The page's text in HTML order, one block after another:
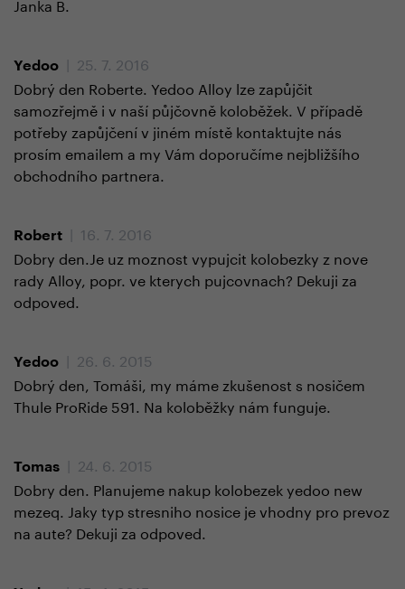
Yedoo
| 25. 7. 2016
Dobrý den Roberte. Yedoo Alloy lze zapůjčit
samozřejmě i v naší půjčovně koloběžek. V případě
potřeby zapůjčení v jiném místě kontaktujte nás
prosím emailem a my Vám doporučíme nejbližšího
obchodního partnera.
Robert
| 16. 7. 2016
Dobry den.Je uz moznost vypujcit kolobezky z nove
rady Alloy, popr. ve kterych pujcovnach? Dekuji za
odpoved.
Yedoo
| 26. 6. 2015
Dobrý den, Tomáši, my máme zkušenost s nosičem
Thule ProRide 591. Na koloběžky nám funguje.
Tomas
| 24. 6. 2015
Dobry den. Planujeme nakup kolobezek yedoo new
mezeq. Jaky typ stresniho nosice je vhodny pro prevoz
na aute? Dekuji za odpoved.